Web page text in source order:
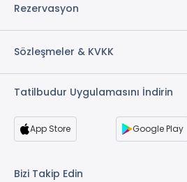
Rezervasyon
Sözleşmeler & KVKK
Tatilbudur Uygulamasını İndirin
App Store Google Play
Bizi Takip Edin